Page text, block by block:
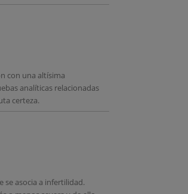
con una altísima
analíticas relacionadas
certeza.
se asocia a infertilidad.